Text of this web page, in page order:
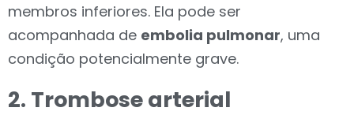
membros inferiores. Ela pode ser
acompanhada de embolia pulmonar, uma
condição potencialmente grave.
2. Trombose arterial